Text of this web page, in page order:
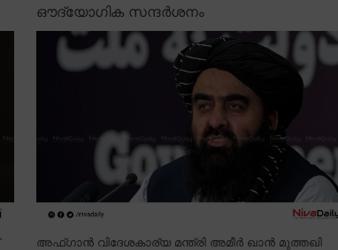
ഔദ്യോഗിക സന്ദർശനം
അഫ്ഗാൻ വിദേശകാര്യ മന്ത്രി അമീർ ഖാൻ മുത്തഖി